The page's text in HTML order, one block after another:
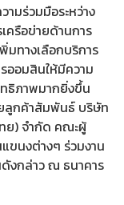
มร่วมมือระหว่าง
ครือข่ายด้านการ
มทางเลือกบริการ
ออมสินให้มีความ
ทธิภาพมากยิ่งขึ้น
ลูกค้าสัมพันธ์ บริษัท
ย) จำกัด คณะผู้
ขนงต่างๆ ร่วมงาน
งกล่าว ณ ธนาคาร